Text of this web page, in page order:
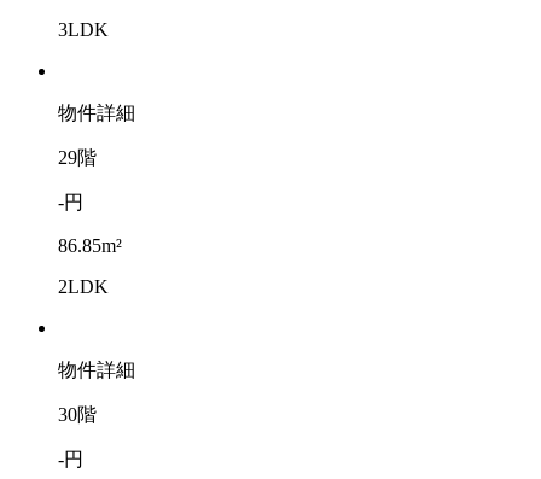
3LDK
物件詳細
29階
-円
86.85m²
2LDK
物件詳細
30階
-円